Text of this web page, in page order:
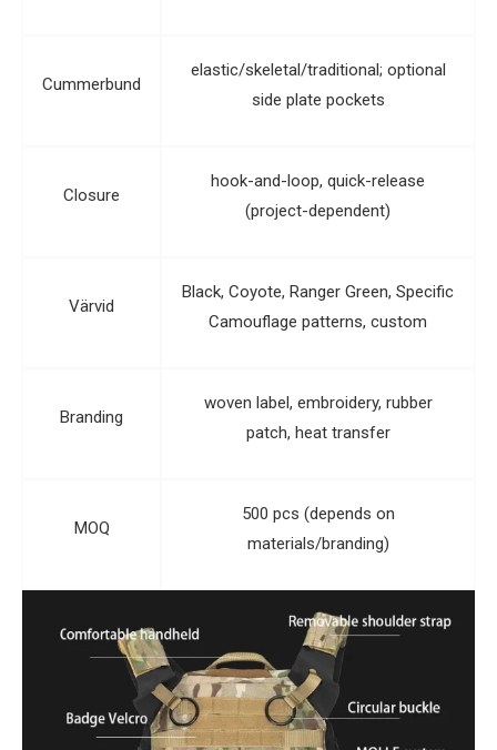
Cummerbund
elastic/skeletal/traditional; optional
side plate pockets
Closure
hook-and-loop, quick-release
(project-dependent)
Värvid
Black, Coyote, Ranger Green, Specific
Camouflage patterns, custom
Branding
woven label, embroidery, rubber
patch, heat transfer
MOQ
500 pcs (depends on
materials/branding)